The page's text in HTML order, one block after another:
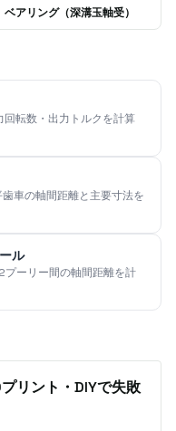
ベアリング（深溝玉軸受）
転数・出力トルクを計算
車の軸間距離と主要寸法を
ル
プーリー間の軸間距離を計
リント・DIYで失敗